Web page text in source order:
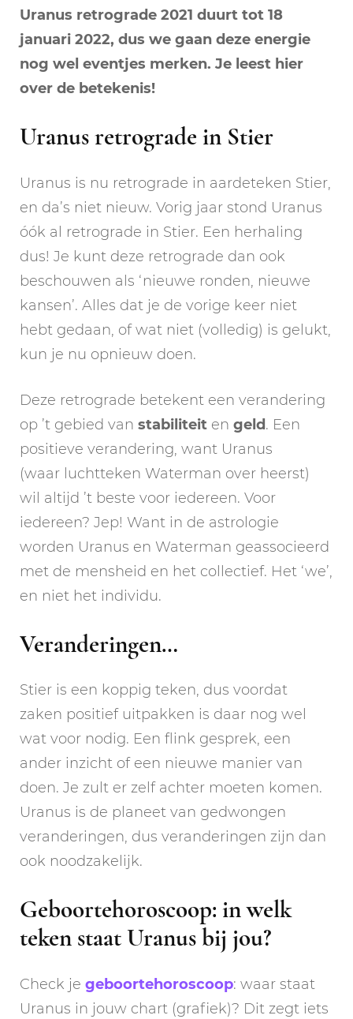
Uranus retrograde 2021 duurt tot 18
januari 2022, dus we gaan deze energie
nog wel eventjes merken. Je leest hier
over de betekenis!
Uranus retrograde in Stier
Uranus is nu retrograde in aardeteken Stier,
en da’s niet nieuw. Vorig jaar stond Uranus
óók al retrograde in Stier. Een herhaling
dus! Je kunt deze retrograde dan ook
beschouwen als ‘nieuwe ronden, nieuwe
kansen’. Alles dat je de vorige keer niet
hebt gedaan, of wat niet (volledig) is gelukt,
kun je nu opnieuw doen.
Deze retrograde betekent een verandering
op ’t gebied van stabiliteit en geld. Een
positieve verandering, want Uranus
(waar luchtteken Waterman over heerst)
wil altijd ’t beste voor iedereen. Voor
iedereen? Jep! Want in de astrologie
worden Uranus en Waterman geassocieerd
met de mensheid en het collectief. Het ‘we’,
en niet het individu.
Veranderingen…
Stier is een koppig teken, dus voordat
zaken positief uitpakken is daar nog wel
wat voor nodig. Een flink gesprek, een
ander inzicht of een nieuwe manier van
doen. Je zult er zelf achter moeten komen.
Uranus is de planeet van gedwongen
veranderingen, dus veranderingen zijn dan
ook noodzakelijk.
Geboortehoroscoop: in welk
teken staat Uranus bij jou?
Check je geboortehoroscoop: waar staat
Uranus in jouw chart (grafiek)? Dit zegt iets